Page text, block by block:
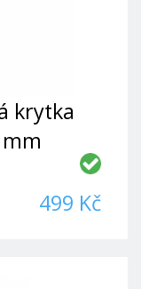
krytka
499 Kč